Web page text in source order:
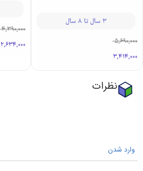
3 سال تا 8 سال
5,690,000
3,414,000
4,390,000
2,634,000
نظرات
وارد شدن